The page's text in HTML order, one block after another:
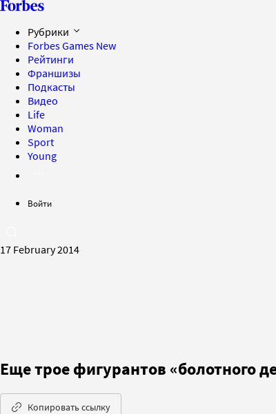
Рубрики
Forbes Games New
Рейтинги
Франшизы
Подкасты
Видео
Life
Woman
Sport
Young
Войти
17 February 2014
Еще трое фигурантов «болотного
Копировать ссылку